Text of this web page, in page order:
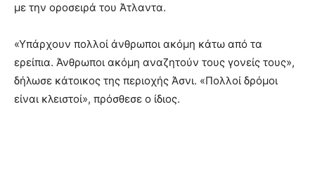
με την οροσειρά του Άτλαντα.
«Υπάρχουν πολλοί άνθρωποι ακόμη κάτω από τα
ερείπια. Άνθρωποι ακόμη αναζητούν τους γονείς τους»,
δήλωσε κάτοικος της περιοχής Άσνι. «Πολλοί δρόμοι
είναι κλειστοί», πρόσθεσε ο ίδιος.